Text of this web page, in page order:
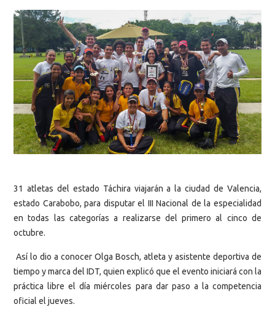
31 atletas del estado Táchira viajarán a la ciudad de Valencia,
estado Carabobo, para disputar el III Nacional de la especialidad
en todas las categorías a realizarse del primero al cinco de
octubre.
Así lo dio a conocer Olga Bosch, atleta y asistente deportiva de
tiempo y marca del IDT, quien explicó que el evento iniciará con la
práctica libre el día miércoles para dar paso a la competencia
oficial el jueves.